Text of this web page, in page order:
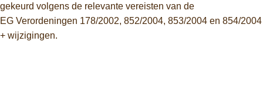
gekeurd volgens de relevante vereisten van de
EG Verordeningen 178/2002, 852/2004, 853/2004 en 854/2004
+ wijzigingen.